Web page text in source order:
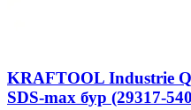
KRAFTOOL Industrie
SDS-max бур (29317-